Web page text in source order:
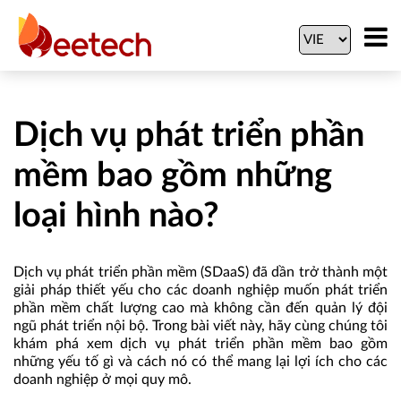
Dịch vụ phát triển phần
mềm bao gồm những
loại hình nào?
Dịch vụ phát triển phần mềm (SDaaS) đã dần trở thành một
giải pháp thiết yếu cho các doanh nghiệp muốn phát triển
phần mềm chất lượng cao mà không cần đến quản lý đội
ngũ phát triển nội bộ. Trong bài viết này, hãy cùng chúng tôi
khám phá xem dịch vụ phát triển phần mềm bao gồm
những yếu tố gì và cách nó có thể mang lại lợi ích cho các
doanh nghiệp ở mọi quy mô.